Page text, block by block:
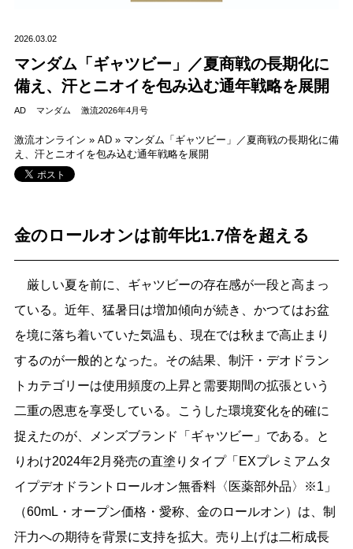
2026.03.02
マンダム「ギャツビー」／夏商戦の長期化に
備え、汗とニオイを包み込む通年戦略を展開
AD マンダム 激流2026年4月号
激流オンライン » AD» マンダム「ギャツビー」／夏商戦の長期化に備
え、汗とニオイを包み込む通年戦略を展開
金のロールオンは前年比1.7倍を超える
厳しい夏を前に、ギャツビーの存在感が一段と高まっ
ている。近年、猛暑日は増加傾向が続き、かつてはお盆
を境に落ち着いていた気温も、現在では秋まで高止まり
するのが一般的となった。その結果、制汗・デオドラン
トカテゴリーは使用頻度の上昇と需要期間の拡張という
二重の恩恵を享受している。こうした環境変化を的確に
捉えたのが、メンズブランド「ギャツビー」である。と
りわけ2024年2月発売の直塗りタイプ「EXプレミアムタ
イプデオドラントロールオン無香料〈医薬部外品〉※1」
（60mL・オープン価格・愛称、金のロールオン）は、制
汗力への期待を背景に支持を拡大。売り上げは二桁成長